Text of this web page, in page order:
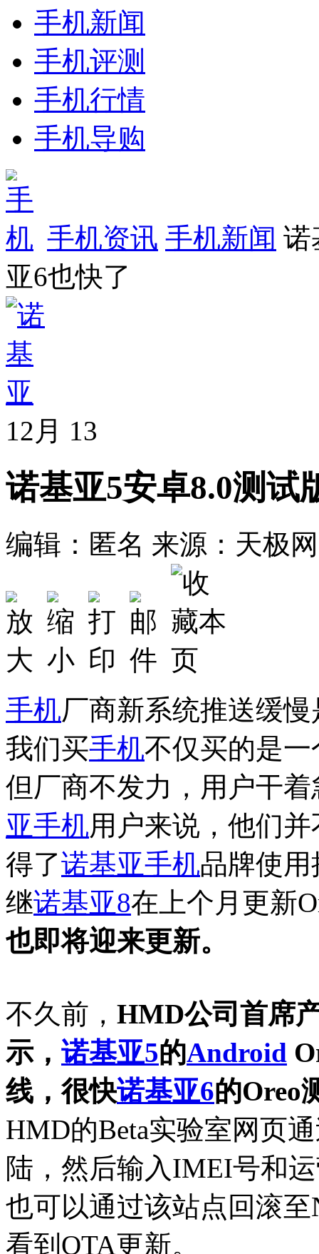
手机新闻
手机评测
手机行情
手机导购
手机资讯 手机新闻 诺
亚6也快了
12月 13
诺基亚5安卓8.0测试
编辑：匿名 来源：天极网
手机厂商新系统推送缓
我们买手机不仅买的是
但厂商不发力，用户干
亚手机用户来说，他们
得了诺基亚手机品牌使
继诺基亚8在上个月更新
也即将迎来更新。
不久前， HMD公司首席
示， 诺基亚5的Android
线，很快诺基亚6的Oreo
HMD的Beta实验室网页
陆，然后输入IMEI号和
也可以通过该站点回滚
看到OTA更新。